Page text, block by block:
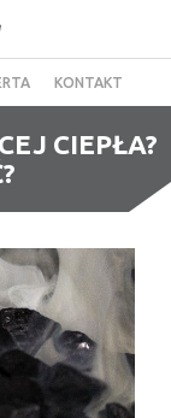
KONTAKT
CIEPŁA?